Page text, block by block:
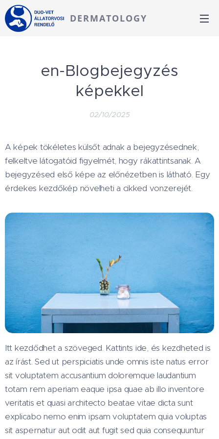
DERMATOLOGY
en-Blogbejegyzés
képekkel
02/10/2025
A képek tökéletes külsőt adnak a bejegyzésednek,
felkeltve látogatóid figyelmét, hogy rákattintsanak. A
bejegyzésed első képe az előnézetben is látható. Egy
érdekes kezdőkép növelheti a cikked vonzerejét.
Itt kezdődhet a szöveged. Kattints ide, és kezdheted is
az írást. Sed ut perspiciatis unde omnis iste natus error
sit voluptatem accusantium doloremque laudantium
totam rem aperiam eaque ipsa quae ab illo inventore
veritatis et quasi architecto beatae vitae dicta sunt
explicabo nemo enim ipsam voluptatem quia voluptas
sit aspernatur aut odit aut fugit sed quia consequuntur